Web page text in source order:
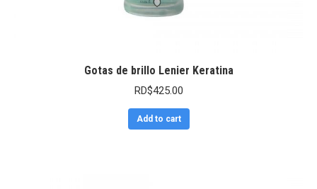
Gotas de brillo Lenier Keratina
RD$425.00
Add to cart